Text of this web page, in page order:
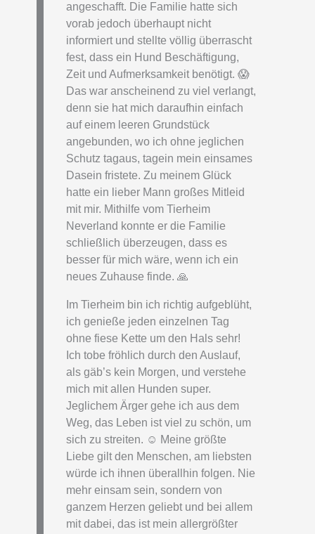
angeschafft. Die Familie hatte sich
vorab jedoch überhaupt nicht
informiert und stellte völlig überrascht
fest, dass ein Hund Beschäftigung,
Zeit und Aufmerksamkeit benötigt. 😱
Das war anscheinend zu viel verlangt,
denn sie hat mich daraufhin einfach
auf einem leeren Grundstück
angebunden, wo ich ohne jeglichen
Schutz tagaus, tagein mein einsames
Dasein fristete. Zu meinem Glück
hatte ein lieber Mann großes Mitleid
mit mir. Mithilfe vom Tierheim
Neverland konnte er die Familie
schließlich überzeugen, dass es
besser für mich wäre, wenn ich ein
neues Zuhause finde. 🙏
Im Tierheim bin ich richtig aufgeblüht,
ich genieße jeden einzelnen Tag
ohne fiese Kette um den Hals sehr!
Ich tobe fröhlich durch den Auslauf,
als gäb’s kein Morgen, und verstehe
mich mit allen Hunden super.
Jeglichem Ärger gehe ich aus dem
Weg, das Leben ist viel zu schön, um
sich zu streiten. ☺️ Meine größte
Liebe gilt den Menschen, am liebsten
würde ich ihnen überallhin folgen. Nie
mehr einsam sein, sondern von
ganzem Herzen geliebt und bei allem
mit dabei, das ist mein allergrößter